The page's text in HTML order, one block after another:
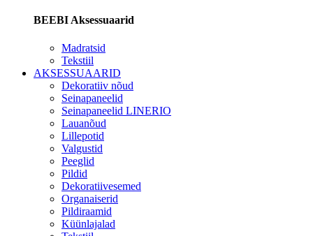
BEEBI Aksessuaarid
Madratsid
Tekstiil
AKSESSUAARID
Dekoratiiv nõud
Seinapaneelid
Seinapaneelid LINERIO
Lauanõud
Lillepotid
Valgustid
Peeglid
Pildid
Dekoratiivesemed
Organaiserid
Pildiraamid
Küünlajalad